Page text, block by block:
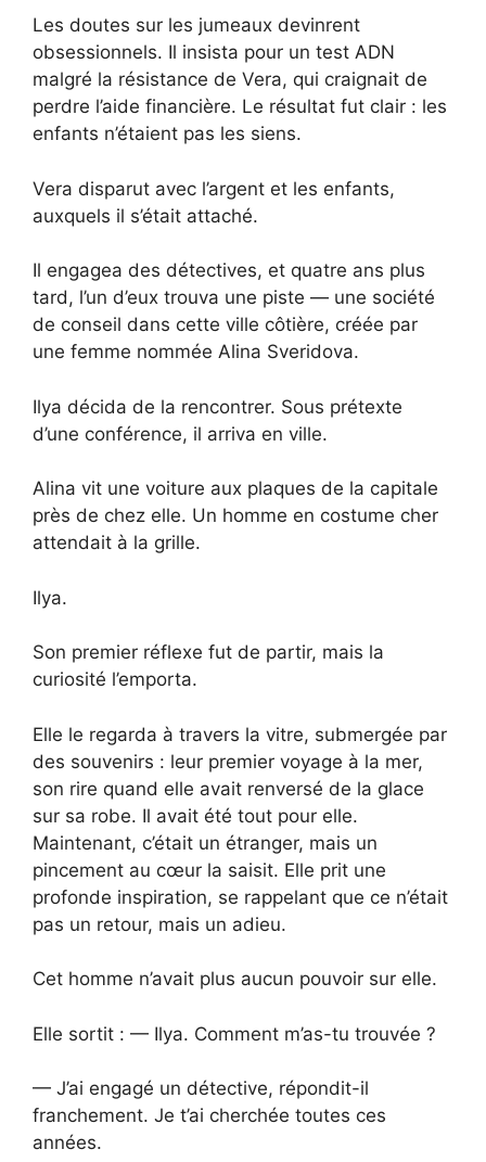
Les doutes sur les jumeaux devinrent
obsessionnels. Il insista pour un test ADN
malgré la résistance de Vera, qui craignait de
perdre l’aide financière. Le résultat fut clair : les
enfants n’étaient pas les siens.
Vera disparut avec l’argent et les enfants,
auxquels il s’était attaché.
Il engagea des détectives, et quatre ans plus
tard, l’un d’eux trouva une piste — une société
de conseil dans cette ville côtière, créée par
une femme nommée Alina Sveridova.
Ilya décida de la rencontrer. Sous prétexte
d’une conférence, il arriva en ville.
Alina vit une voiture aux plaques de la capitale
près de chez elle. Un homme en costume cher
attendait à la grille.
Ilya.
Son premier réflexe fut de partir, mais la
curiosité l’emporta.
Elle le regarda à travers la vitre, submergée par
des souvenirs : leur premier voyage à la mer,
son rire quand elle avait renversé de la glace
sur sa robe. Il avait été tout pour elle.
Maintenant, c’était un étranger, mais un
pincement au cœur la saisit. Elle prit une
profonde inspiration, se rappelant que ce n’était
pas un retour, mais un adieu.
Cet homme n’avait plus aucun pouvoir sur elle.
Elle sortit : — Ilya. Comment m’as-tu trouvée ?
— J’ai engagé un détective, répondit-il
franchement. Je t’ai cherchée toutes ces
années.